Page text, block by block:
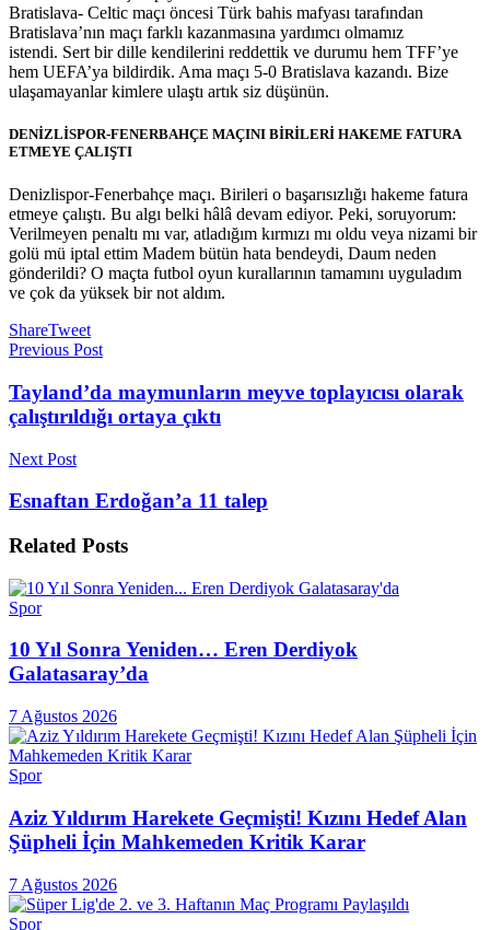
Bratislava- Celtic maçı öncesi Türk bahis mafyası tarafından
Bratislava’nın maçı farklı kazanmasına yardımcı olmamız
istendi. Sert bir dille kendilerini reddettik ve durumu hem TFF’ye
hem UEFA’ya bildirdik. Ama maçı 5-0 Bratislava kazandı. Bize
ulaşamayanlar kimlere ulaştı artık siz düşünün.
DENİZLİSPOR-FENERBAHÇE MAÇINI BİRİLERİ HAKEME FATURA
ETMEYE ÇALIŞTI
Denizlispor-Fenerbahçe maçı. Birileri o başarısızlığı hakeme fatura
etmeye çalıştı. Bu algı belki hâlâ devam ediyor. Peki, soruyorum:
Verilmeyen penaltı mı var, atladığım kırmızı mı oldu veya nizami bir
golü mü iptal ettim Madem bütün hata bendeydi, Daum neden
gönderildi? O maçta futbol oyun kurallarının tamamını uyguladım
ve çok da yüksek bir not aldım.
ShareTweet
Previous Post
Tayland’da maymunların meyve toplayıcısı olarak
çalıştırıldığı ortaya çıktı
Next Post
Esnaftan Erdoğan’a 11 talep
Related Posts
Spor
10 Yıl Sonra Yeniden… Eren Derdiyok
Galatasaray’da
7 Ağustos 2026
Spor
Aziz Yıldırım Harekete Geçmişti! Kızını Hedef Alan
Şüpheli İçin Mahkemeden Kritik Karar
7 Ağustos 2026
Spor